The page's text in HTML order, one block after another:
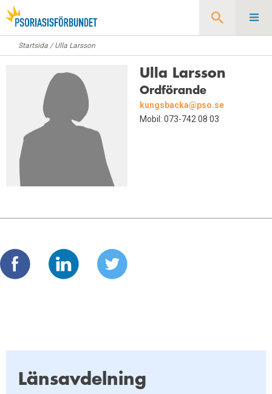
Sök
Startsida /Ulla Larsson
Länsavdelning
Ulla Larsson
Ordförande
kungsbacka@pso.se
Mobil: 073-742 08 03